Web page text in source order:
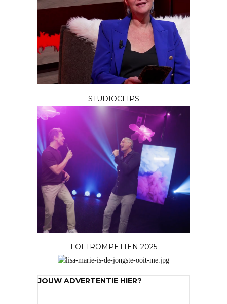
STUDIOCLIPS
LOFTROMPETTEN 2025
JOUW ADVERTENTIE HIER?